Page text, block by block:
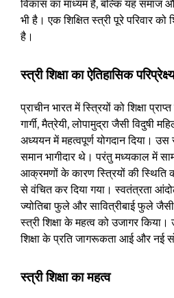
विकास का माध्यम है, बल्कि यह समाज
भी है। एक शिक्षित स्त्री पूरे परिवार को
है।
स्त्री शिक्षा का ऐतिहासिक
प्राचीन भारत में स्त्रियों को शिक्षा
गार्गी, मैत्रेयी, लोपामुद्रा जैसी विदुषी
अध्ययन में महत्वपूर्ण योगदान दिया।
समान भागीदार थे। परंतु मध्यकाल में
आक्रमणों के कारण स्त्रियों की स्थिति
से वंचित कर दिया गया। स्वतंत्रता
ज्योतिबा फुले और सावित्रीबाई फुले
स्त्री शिक्षा के महत्व को उजागर
शिक्षा के प्रति जागरूकता आई और नई
स्त्री शिक्षा का महत्व